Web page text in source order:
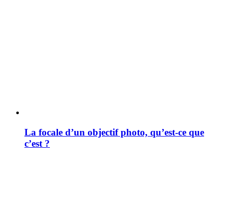
La focale d’un objectif photo, qu’est-ce que
c’est ?